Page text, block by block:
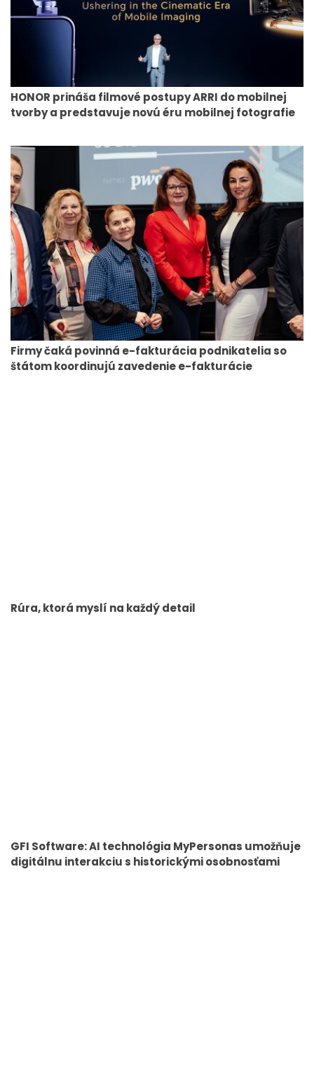
HONOR prináša filmové postupy ARRI do mobilnej
tvorby a predstavuje novú éru mobilnej fotografie
Firmy čaká povinná e-fakturácia podnikatelia so
štátom koordinujú zavedenie e-fakturácie
Rúra, ktorá myslí na každý detail
GFI Software: AI technológia MyPersonas umožňuje
digitálnu interakciu s historickými osobnosťami